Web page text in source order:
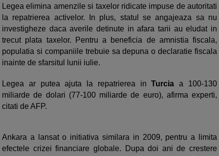
Legea elimina amenzile si taxelor ridicate impuse de autoritati
la repatrierea activelor. In plus, statul se angajeaza sa nu
investigheze daca averile detinute in afara tarii au eludat in
trecut plata taxelor. Pentru a beneficia de amnistia fiscala,
populatia si companiile trebuie sa depuna o declaratie fiscala
inainte de sfarsitul lunii iulie.
Legea ar putea ajuta la repatrierea inTurciaa 100-130
miliarde de dolari (77-100 miliarde de euro), afirma experti,
citati de AFP.
Ankara a lansat o initiativa similara in 2009, pentru a limita
efectele crizei financiare globale. Dupa doi ani de crestere